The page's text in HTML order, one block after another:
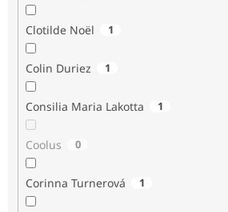
Clotilde Noël 1
Colin Duriez 1
Consilia Maria Lakotta 1
Coolus 0
Corinna Turnerová 1